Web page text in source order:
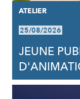
ATELIER
25/08/2026
JEUNE